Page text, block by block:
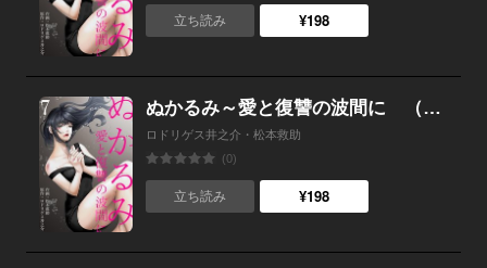
立ち読み ¥198
ぬかるみ～愛と復讐の波間に （7）
ロドリゲス井之介・松本救助
(0)
立ち読み ¥198